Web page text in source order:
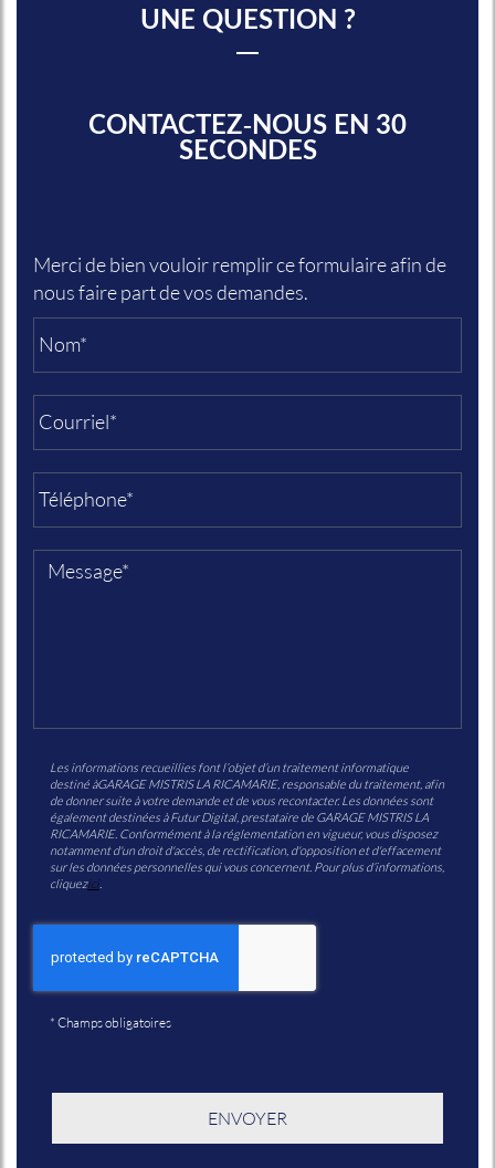
UNE QUESTION ?
CONTACTEZ-NOUS EN 30
SECONDES
Merci de bien vouloir remplir ce formulaire afin de
nous faire part de vos demandes.
Les informations recueillies font l’objet d’un traitement informatique
destiné àGARAGE MISTRIS LA RICAMARIE, responsable du traitement, afin
de donner suite à votre demande et de vous recontacter. Les données sont
également destinées à Futur Digital, prestataire de GARAGE MISTRIS LA
RICAMARIE. Conformément à la réglementation en vigueur, vous disposez
notamment d'un droit d'accès, de rectification, d'opposition et d'effacement
sur les données personnelles qui vous concernent. Pour plus d’informations,
cliquezici.
* Champs obligatoires